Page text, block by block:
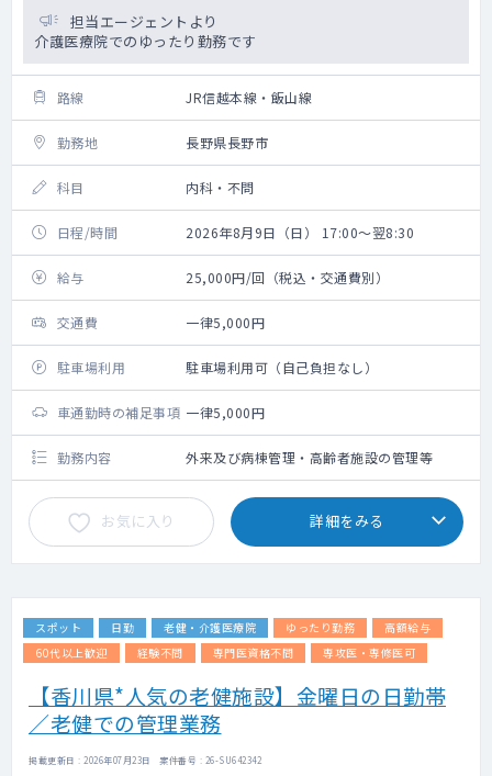
担当エージェントより
介護医療院でのゆったり勤務です
路線 JR信越本線・飯山線
勤務地 長野県長野市
科目 内科・不問
日程/時間 2026年8月9日（日） 17:00～翌8:30
給与 25,000円/回（税込・交通費別）
交通費 一律5,000円
駐車場利用 駐車場利用可（自己負担なし）
車通勤時の補足事項 一律5,000円
勤務内容 外来及び病棟管理・高齢者施設の管理等
お気に入り 詳細をみる
スポット 日勤 老健・介護医療院 ゆったり勤務
高額給与
60代以上歓迎
経験不問 専門医資格不問 専攻医・専修医可
【香川県*人気の老健施設】金曜日の日勤帯
／老健での管理業務
掲載更新日 : 2026年07月23日 案件番号 : 26-SU642342